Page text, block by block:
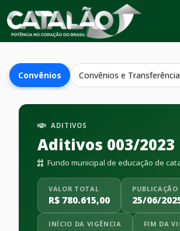
Convênios Convênios e
ADITIVOS
Aditivos 003/2023
Fundo municipal de educação de
VALOR TOTAL
R$ 780.615,00
PUBLICAÇÃO
25/06/
INÍCIO DA VIGÊNCIA FIM DA